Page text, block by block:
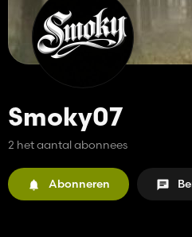
Smoky07
2 het aantal abonnees
Abonneren